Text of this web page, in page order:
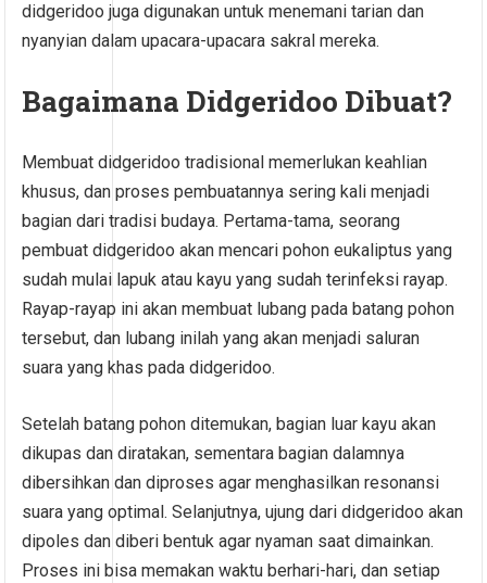
didgeridoo juga digunakan untuk menemani tarian dan
nyanyian dalam upacara-upacara sakral mereka.
Bagaimana Didgeridoo Dibuat?
Membuat didgeridoo tradisional memerlukan keahlian
khusus, dan proses pembuatannya sering kali menjadi
bagian dari tradisi budaya. Pertama-tama, seorang
pembuat didgeridoo akan mencari pohon eukaliptus yang
sudah mulai lapuk atau kayu yang sudah terinfeksi rayap.
Rayap-rayap ini akan membuat lubang pada batang pohon
tersebut, dan lubang inilah yang akan menjadi saluran
suara yang khas pada didgeridoo.
Setelah batang pohon ditemukan, bagian luar kayu akan
dikupas dan diratakan, sementara bagian dalamnya
dibersihkan dan diproses agar menghasilkan resonansi
suara yang optimal. Selanjutnya, ujung dari didgeridoo akan
dipoles dan diberi bentuk agar nyaman saat dimainkan.
Proses ini bisa memakan waktu berhari-hari, dan setiap